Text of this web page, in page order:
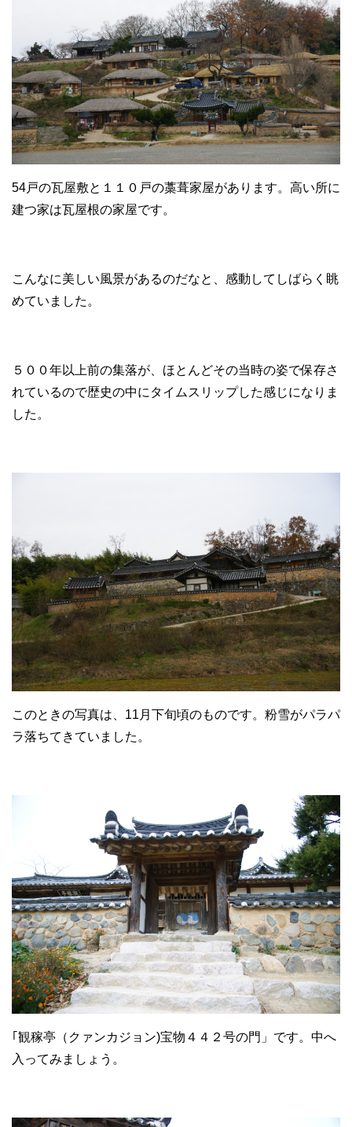
54戸の瓦屋敷と１１０戸の藁葺家屋があります。高い所に
建つ家は瓦屋根の家屋です。
こんなに美しい風景があるのだなと、感動してしばらく眺
めていました。
５００年以上前の集落が、ほとんどその当時の姿で保存さ
れているので歴史の中にタイムスリップした感じになりま
した。
このときの写真は、11月下旬頃のものです。粉雪がパラパ
ラ落ちてきていました。
｢観稼亭（クァンカジョン)宝物４４２号の門」です。中へ
入ってみましょう。